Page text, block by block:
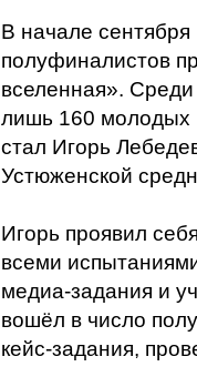
В начале
полуфиналистов
вселенная». Среди
лишь 160 молодых
стал Игорь
Устюженской
Игорь проявил
всеми
медиа-задания и
вошёл в число
кейс-задания,